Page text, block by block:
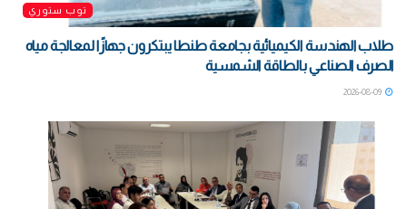
توب ستوري
طلاب الهندسة الكيميائية بجامعة طنطا يبتكرون جهازًا لمعالجة مياه
الصرف الصناعي بالطاقة الشمسية